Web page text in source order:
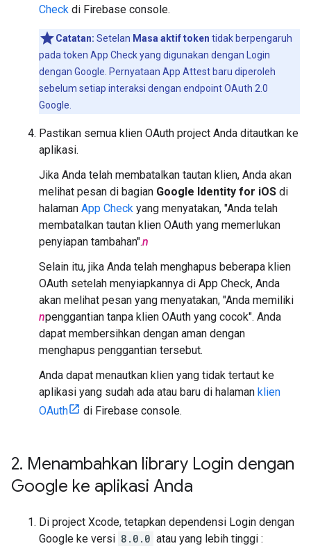
Check di Firebase console.
Catatan: Setelan Masa aktif token tidak berpengaruh
pada token App Check yang digunakan dengan Login
dengan Google. Pernyataan App Attest baru diperoleh
sebelum setiap interaksi dengan endpoint OAuth 2.0
Google.
Pastikan semua klien OAuth project Anda ditautkan ke
aplikasi.
Jika Anda telah membatalkan tautan klien, Anda akan
melihat pesan di bagian Google Identity for iOS di
halaman App Check yang menyatakan, "Anda telah
membatalkan tautan klien OAuth yang memerlukan
penyiapan tambahan".n
Selain itu, jika Anda telah menghapus beberapa klien
OAuth setelah menyiapkannya di App Check, Anda
akan melihat pesan yang menyatakan, "Anda memiliki
npenggantian tanpa klien OAuth yang cocok". Anda
dapat membersihkan dengan aman dengan
menghapus penggantian tersebut.
Anda dapat menautkan klien yang tidak tertaut ke
aplikasi yang sudah ada atau baru di halaman klien
OAuth
di Firebase console.
2. Menambahkan library Login dengan
Google ke aplikasi Anda
Di project Xcode, tetapkan dependensi Login dengan
Google ke versi 8.0.0 atau yang lebih tinggi :